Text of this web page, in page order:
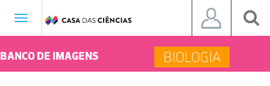
Toggle
BANCO DE IMAGENS BIOLOGIA